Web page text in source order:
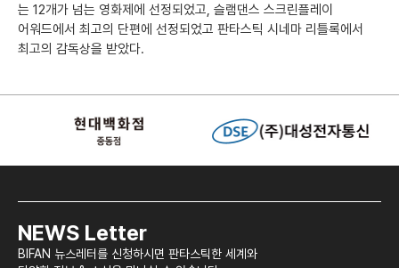
는 12개가 넘는 영화제에 선정되었고, 슬램댄스 스크린플레이
어워드에서 최고의 단편에 선정되었고 판타스틱 시네마 리틀록에서
최고의 감독상을 받았다.
NEWS Letter
BIFAN 뉴스레터를 신청하시면 판타스틱한 세계와